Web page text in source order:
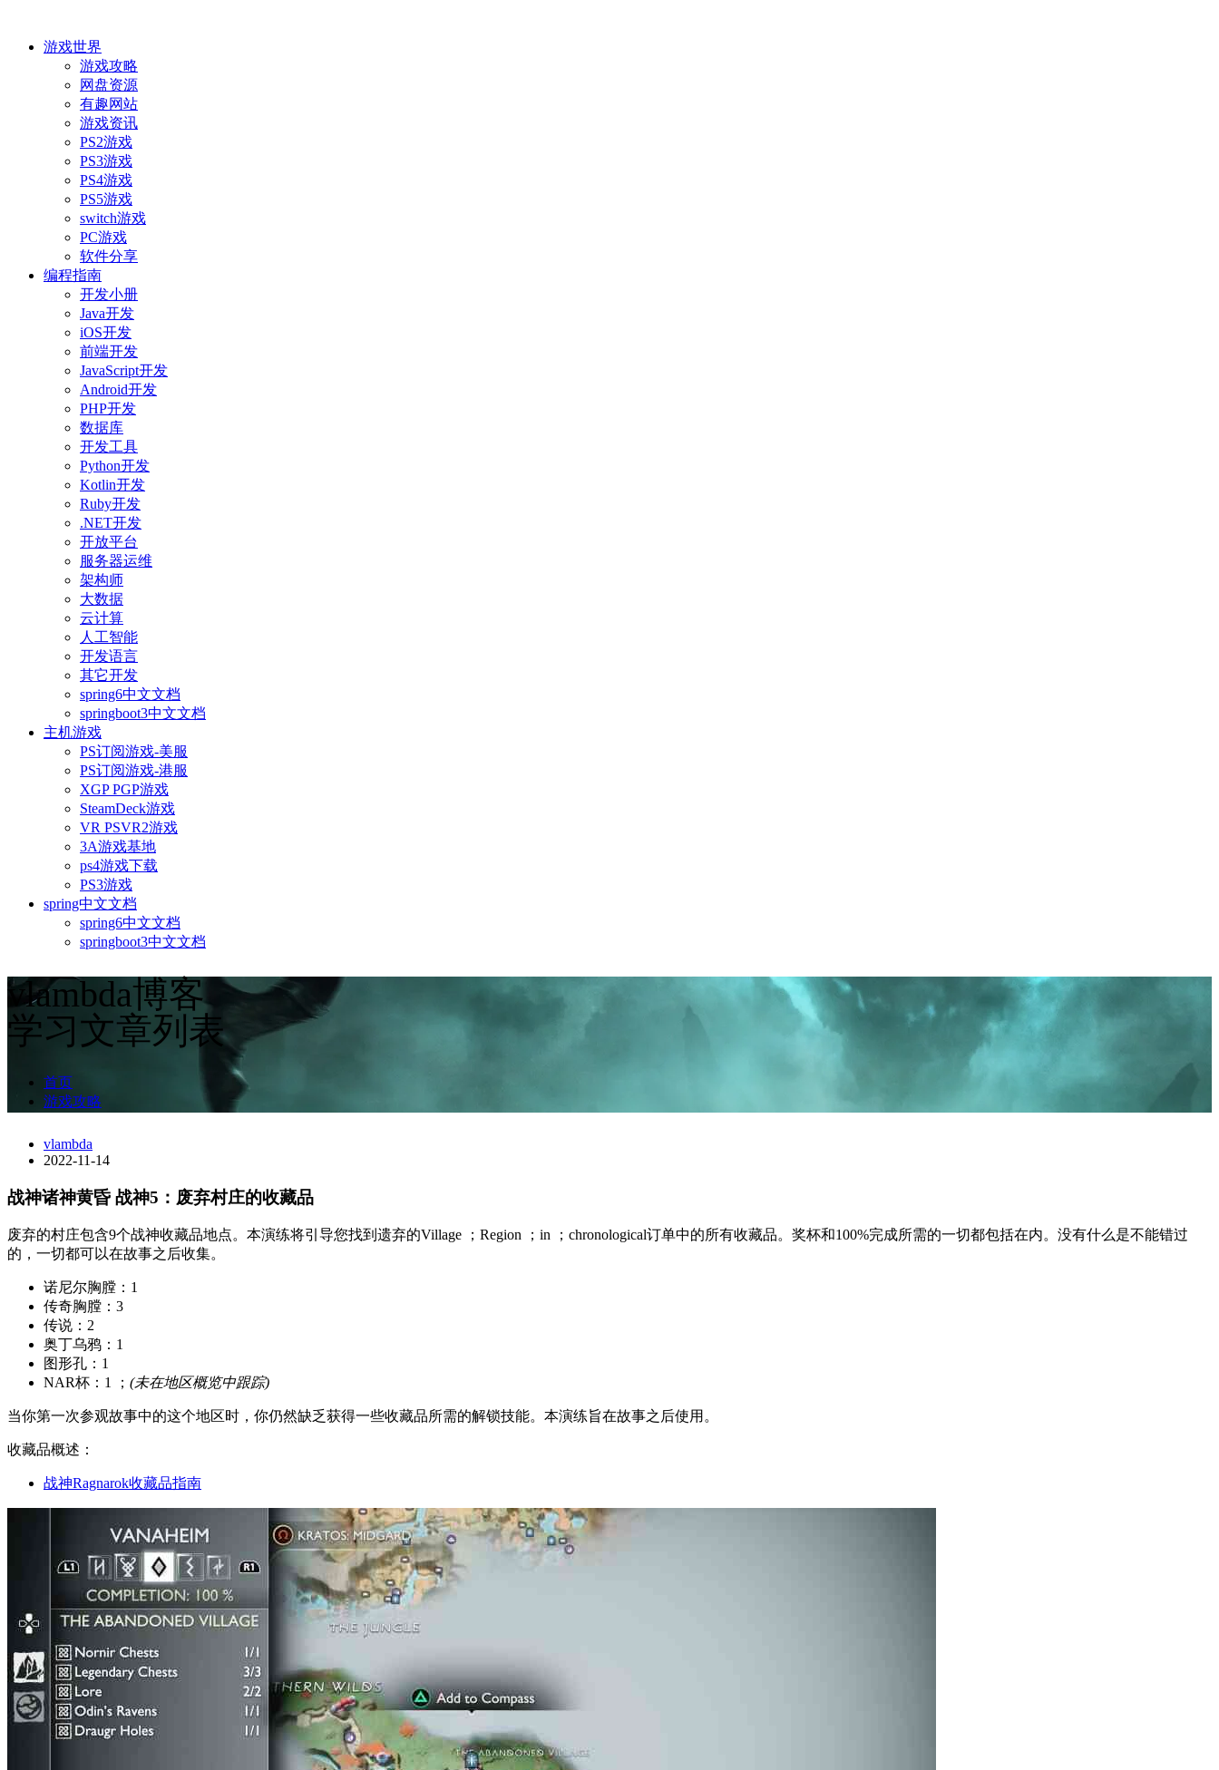
游戏世界
游戏攻略
网盘资源
有趣网站
游戏资讯
PS2游戏
PS3游戏
PS4游戏
PS5游戏
switch游戏
PC游戏
软件分享
编程指南
开发小册
Java开发
iOS开发
前端开发
JavaScript开发
Android开发
PHP开发
数据库
开发工具
Python开发
Kotlin开发
Ruby开发
.NET开发
开放平台
服务器运维
架构师
大数据
云计算
人工智能
开发语言
其它开发
spring6中文文档
springboot3中文文档
主机游戏
PS订阅游戏-美服
PS订阅游戏-港服
XGP PGP游戏
SteamDeck游戏
VR PSVR2游戏
3A游戏基地
ps4游戏下载
PS3游戏
spring中文文档
spring6中文文档
springboot3中文文档
vlambda博客
学习文章列表
首页
游戏攻略
vlambda
2022-11-14
战神诸神黄昏 战神5：废弃村庄的收藏品
废弃的村庄包含9个战神收藏品地点。本演练将引导您找到遗弃的Village ；Region ；in ；chronological订单中的所有收藏品。奖杯和100%完成所需的一切都包括在内。没有什么是不能错过
的，一切都可以在故事之后收集。
诺尼尔胸膛：1
传奇胸膛：3
传说：2
奥丁乌鸦：1
图形孔：1
NAR杯：1 ； (未在地区概览中跟踪)
当你第一次参观故事中的这个地区时，你仍然缺乏获得一些收藏品所需的解锁技能。本演练旨在故事之后使用。
收藏品概述：
战神Ragnarok收藏品指南